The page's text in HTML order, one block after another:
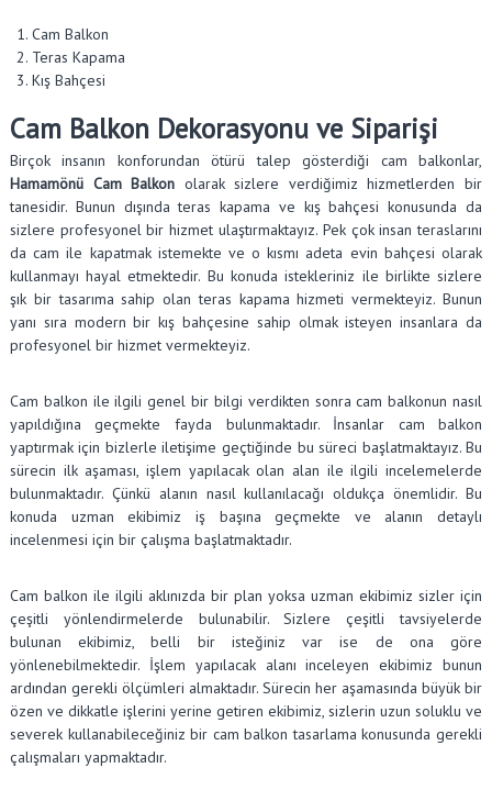
Cam Balkon
Teras Kapama
Kış Bahçesi
Cam Balkon Dekorasyonu ve Siparişi
Birçok insanın konforundan ötürü talep gösterdiği cam balkonlar,
Hamamönü Cam Balkon olarak sizlere verdiğimiz hizmetlerden bir
tanesidir. Bunun dışında teras kapama ve kış bahçesi konusunda da
sizlere profesyonel bir hizmet ulaştırmaktayız. Pek çok insan teraslarını
da cam ile kapatmak istemekte ve o kısmı adeta evin bahçesi olarak
kullanmayı hayal etmektedir. Bu konuda istekleriniz ile birlikte sizlere
şık bir tasarıma sahip olan teras kapama hizmeti vermekteyiz. Bunun
yanı sıra modern bir kış bahçesine sahip olmak isteyen insanlara da
profesyonel bir hizmet vermekteyiz.
Cam balkon ile ilgili genel bir bilgi verdikten sonra cam balkonun nasıl
yapıldığına geçmekte fayda bulunmaktadır. İnsanlar cam balkon
yaptırmak için bizlerle iletişime geçtiğinde bu süreci başlatmaktayız. Bu
sürecin ilk aşaması, işlem yapılacak olan alan ile ilgili incelemelerde
bulunmaktadır. Çünkü alanın nasıl kullanılacağı oldukça önemlidir. Bu
konuda uzman ekibimiz iş başına geçmekte ve alanın detaylı
incelenmesi için bir çalışma başlatmaktadır.
Cam balkon ile ilgili aklınızda bir plan yoksa uzman ekibimiz sizler için
çeşitli yönlendirmelerde bulunabilir. Sizlere çeşitli tavsiyelerde
bulunan ekibimiz, belli bir isteğiniz var ise de ona göre
yönlenebilmektedir. İşlem yapılacak alanı inceleyen ekibimiz bunun
ardından gerekli ölçümleri almaktadır. Sürecin her aşamasında büyük bir
özen ve dikkatle işlerini yerine getiren ekibimiz, sizlerin uzun soluklu ve
severek kullanabileceğiniz bir cam balkon tasarlama konusunda gerekli
çalışmaları yapmaktadır.